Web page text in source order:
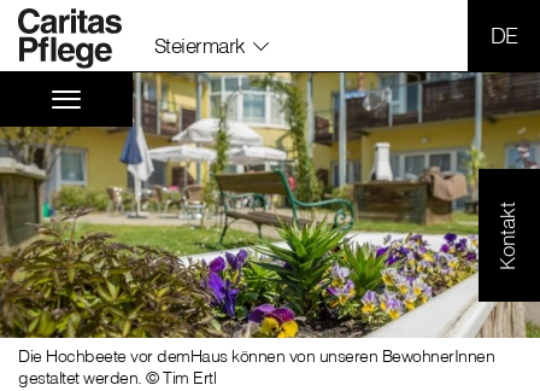
Steiermark
Kontakt
Die Hochbeete vor demHaus können von unseren BewohnerInnen
gestaltet werden. © Tim Ertl